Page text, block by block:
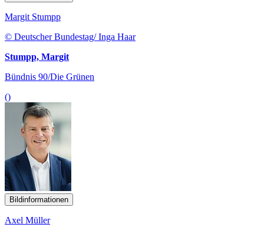
Margit Stumpp
© Deutscher Bundestag/ Inga Haar
Stumpp, Margit
Bündnis 90/Die Grünen
()
Bildinformationen
Axel Müller